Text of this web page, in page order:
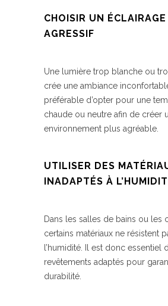
CHOISIR UN
AGRESSIF
Une lumière trop blanche ou
crée une ambiance
préférable d’opter pour une
chaude ou neutre afin de créer
environnement plus agréable.
UTILISER DES
INADAPTÉS À
Dans les salles de bains ou les
certains matériaux ne résistent
l’humidité. Il est donc essentiel
revêtements adaptés pour
durabilité.